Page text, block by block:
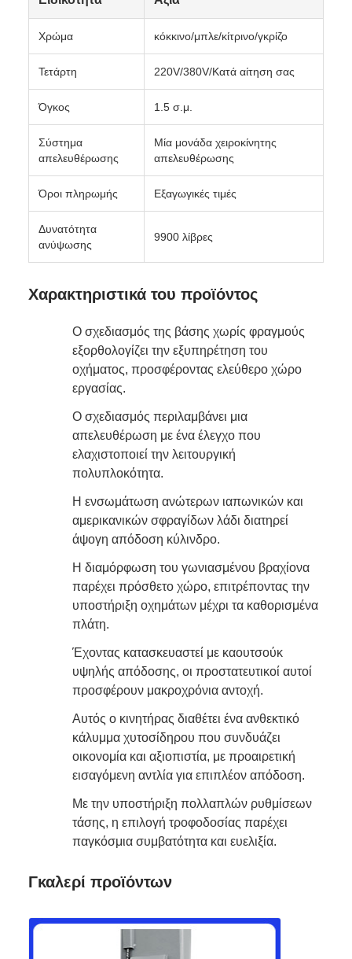
Χρώμα κόκκινο/μπλε/κίτρινο/γκρίζο
Τετάρτη 220V/380V/Κατά αίτηση σας
Όγκος 1.5 σ.μ.
Σύστημα
απελευθέρωσης
Μία μονάδα χειροκίνητης
απελευθέρωσης
Όροι πληρωμής Εξαγωγικές τιμές
Δυνατότητα
ανύψωσης
9900 λίβρες
Χαρακτηριστικά του προϊόντος
Ο σχεδιασμός της βάσης χωρίς φραγμούς
εξορθολογίζει την εξυπηρέτηση του
οχήματος, προσφέροντας ελεύθερο χώρο
εργασίας.
Ο σχεδιασμός περιλαμβάνει μια
απελευθέρωση με ένα έλεγχο που
ελαχιστοποιεί την λειτουργική
πολυπλοκότητα.
Η ενσωμάτωση ανώτερων ιαπωνικών και
αμερικανικών σφραγίδων λάδι διατηρεί
άψογη απόδοση κύλινδρο.
Η διαμόρφωση του γωνιασμένου βραχίονα
παρέχει πρόσθετο χώρο, επιτρέποντας την
υποστήριξη οχημάτων μέχρι τα καθορισμένα
πλάτη.
Έχοντας κατασκευαστεί με καουτσούκ
υψηλής απόδοσης, οι προστατευτικοί αυτοί
προσφέρουν μακροχρόνια αντοχή.
Αυτός ο κινητήρας διαθέτει ένα ανθεκτικό
κάλυμμα χυτοσίδηρου που συνδυάζει
οικονομία και αξιοπιστία, με προαιρετική
εισαγόμενη αντλία για επιπλέον απόδοση.
Με την υποστήριξη πολλαπλών ρυθμίσεων
τάσης, η επιλογή τροφοδοσίας παρέχει
παγκόσμια συμβατότητα και ευελιξία.
Γκαλερί προϊόντων